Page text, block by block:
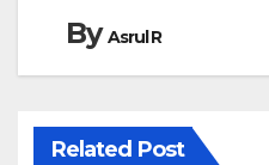
ByAsrul R
Related Post